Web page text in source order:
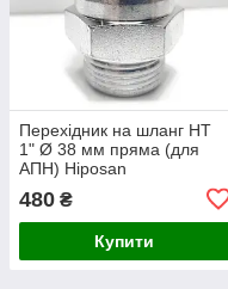
Перехідник на шланг НТ
1" Ø 38 мм пряма (для
АПН) Hiposan
480 ₴
Купити